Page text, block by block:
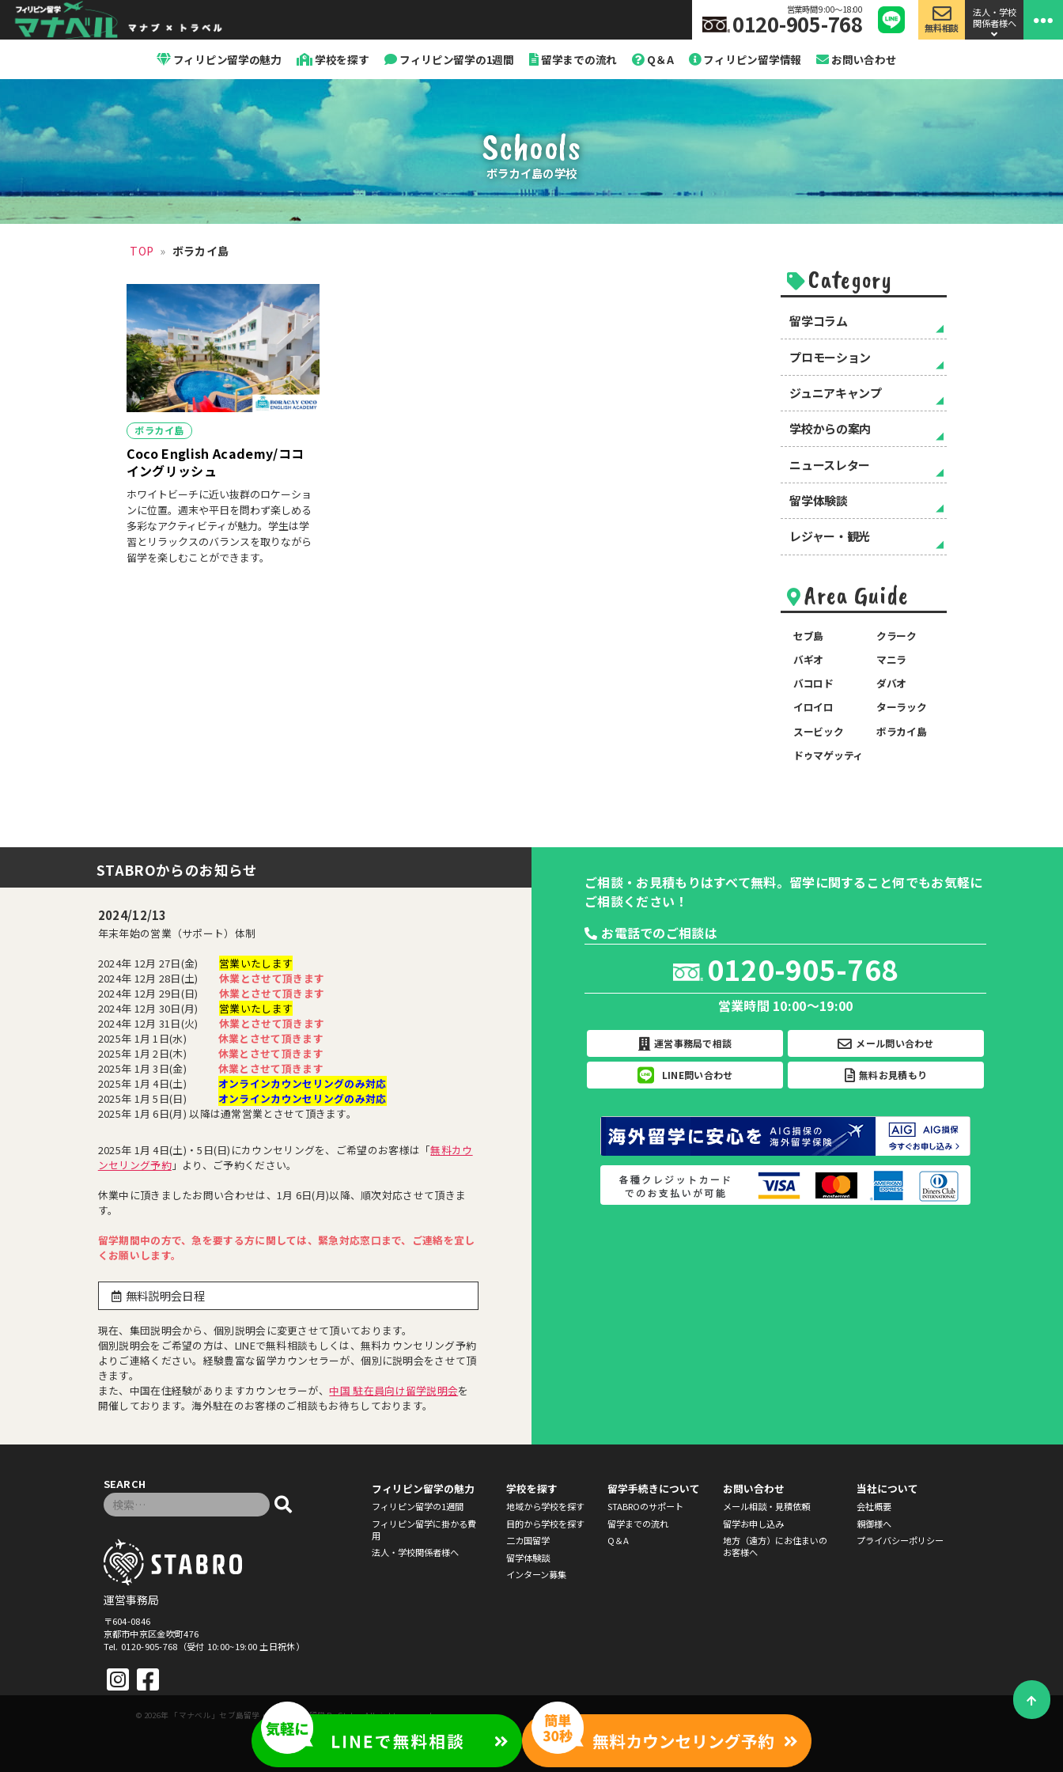
「マ
セ
ブ
島
留
学・
ィ
リ
ピ
営業時間 9:00〜18:00
0120-905-768 無料相談
法人・学校
関係者様へ
フィリピン留学の魅力 学校を探す フィリピン留学の1週間 留学までの流れ Q＆A フィリピン留学情報 お問い合わせ
Schools
ボラカイ島の学校
TOP » ボラカイ島
カ
テ
ゴ
リ
ー
ボラカイ島
Coco English Academy/ココ
イングリッシュ
ホワイトビーチに近い抜群のロケーショ
ンに位置。週末や平日を問わず楽しめる
多彩なアクティビティが魅力。学生は学
習とリラックスのバランスを取りながら
留学を楽しむことができます。
Category
留学コラム
プロモーション
ジュニアキャンプ
学校からの案内
ニュースレター
留学体験談
レジャー・観光
Area Guide
セブ島
クラーク
バギオ
マニラ
バコロド
ダバオ
イロイロ
ターラック
スービック
ボラカイ島
ドゥマゲッティ
STABROからのお知らせ
2024/12/13
年末年始の営業（サポート）体制
2024年 12月 27日(金) 営業いたします
2024年 12月 28日(土)休業とさせて頂きます
2024年 12月 29日(日)休業とさせて頂きます
2024年 12月 30日(月) 営業いたします
2024年 12月 31日(火)休業とさせて頂きます
2025年 1月 1日(水) 休業とさせて頂きます
2025年 1月 2日(木) 休業とさせて頂きます
2025年 1月 3日(金) 休業とさせて頂きます
2025年 1月 4日(土) オンラインカウンセリングのみ対応
2025年 1月 5日(日) オンラインカウンセリングのみ対応
2025年 1月 6日(月) 以降は通常営業とさせて頂きます。
2025年 1月 4日(土)・5日(日)にカウンセリングを、ご希望のお客様は「無料カウ
ンセリング予約」より、ご予約ください。
休業中に頂きましたお問い合わせは、1月 6日(月)以降、順次対応させて頂きま
す。
留学期間中の方で、急を要する方に関しては、緊急対応窓口まで、ご連絡を宜し
くお願いします。
無料説明会日程
現在、集団説明会から、個別説明会に変更させて頂いております。
個別説明会をご希望の方は、LINEで無料相談もしくは、無料カウンセリング予約
よりご連絡ください。経験豊富な留学カウンセラーが、個別に説明会をさせて頂
きます。
また、中国在住経験がありますカウンセラーが、中国 駐在員向け留学説明会を
開催しております。海外駐在のお客様のご相談もお待ちしております。
ご相談・お見積もりはすべて無料。留学に関すること何でもお気軽に
ご相談ください！
お電話でのご相談は
0120-905-768
営業時間 10:00～19:00
運営事務局で相談 メール問い合わせ
LINE問い合わせ 無料お見積もり
フィリピン留学の魅力
フィリピン留学の1週間
フィリピン留学に掛かる費
用
法人・学校関係者様へ
学校を探す
地域から学校を探す
目的から学校を探す
二カ国留学
留学体験談
インターン募集
留学手続きについて
STABROのサポート
留学までの流れ
Q＆A
お問い合わせ
メール相談・見積依頼
留学お申し込み
地方（遠方）にお住まいの
お客様へ
当社について
会社概要
親御様へ
プライバシーポリシー
SEARCH
検索対象:
運営事務局
〒604-0846
京都市中京区金吹町476
Tel. 0120-905-768（受付 10:00~19:00 土日祝休）
© 2026年 「マナベル」セブ島留学・フィリピン留学By Stabro All rights reseved.